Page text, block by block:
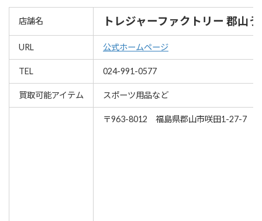
店舗名 トレジャーファクトリー 郡山
URL 公式ホームページ
TEL 024-991-0577
買取可能アイテム スポーツ用品など
〒963-8012 福島県郡山市咲田1-27-7